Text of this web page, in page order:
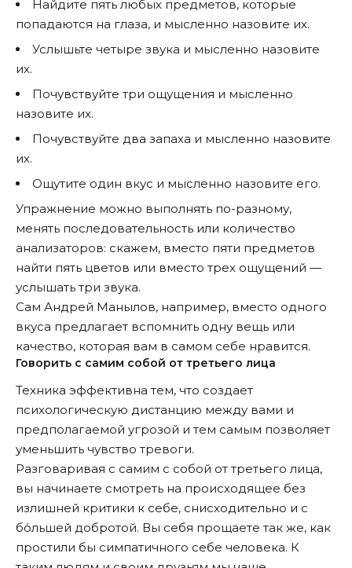
Найдите пять любых предметов, которые
попадаются на глаза, и мысленно назовите их.
Услышьте четыре звука и мысленно назовите
их.
Почувствуйте три ощущения и мысленно
назовите их.
Почувствуйте два запаха и мысленно назовите
их.
Ощутите один вкус и мысленно назовите его.
Упражнение можно выполнять по-разному,
менять последовательность или количество
анализаторов: скажем, вместо пяти предметов
найти пять цветов или вместо трех ощущений —
услышать три звука.
Сам Андрей Манылов, например, вместо одного
вкуса предлагает вспомнить одну вещь или
качество, которая вам в самом себе нравится.
Говорить с самим собой от третьего лица
Техника эффективна тем, что создает
психологическую дистанцию между вами и
предполагаемой угрозой и тем самым позволяет
уменьшить чувство тревоги.
Разговаривая с самим с собой от третьего лица,
вы начинаете смотреть на происходящее без
излишней критики к себе, снисходительно и с
бо́льшей добротой. Вы себя прощаете так же, как
простили бы симпатичного себе человека. К